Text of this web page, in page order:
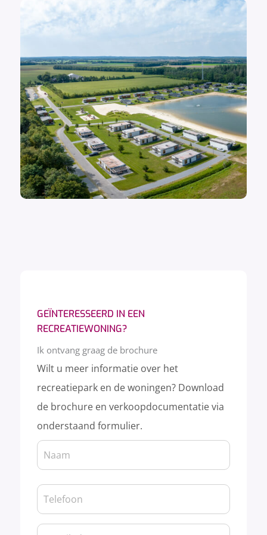
GEÏNTERESSEERD IN EEN
RECREATIEWONING?
Ik ontvang graag de brochure
Wilt u meer informatie over het
recreatiepark en de woningen? Download
de brochure en verkoopdocumentatie via
onderstaand formulier.
Naam
(Vereist)
Naam
Telefoon
(Vereist)